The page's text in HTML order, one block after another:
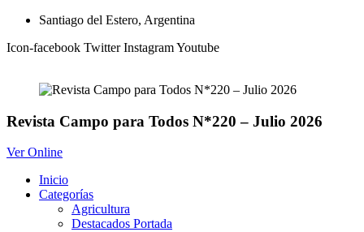
contenido
Santiago del Estero, Argentina
Icon-facebook Twitter InstagramYoutube
Revista Campo para Todos N*220 – Julio 2026
Ver Online
Inicio
Categorías
Agricultura
Destacados Portada